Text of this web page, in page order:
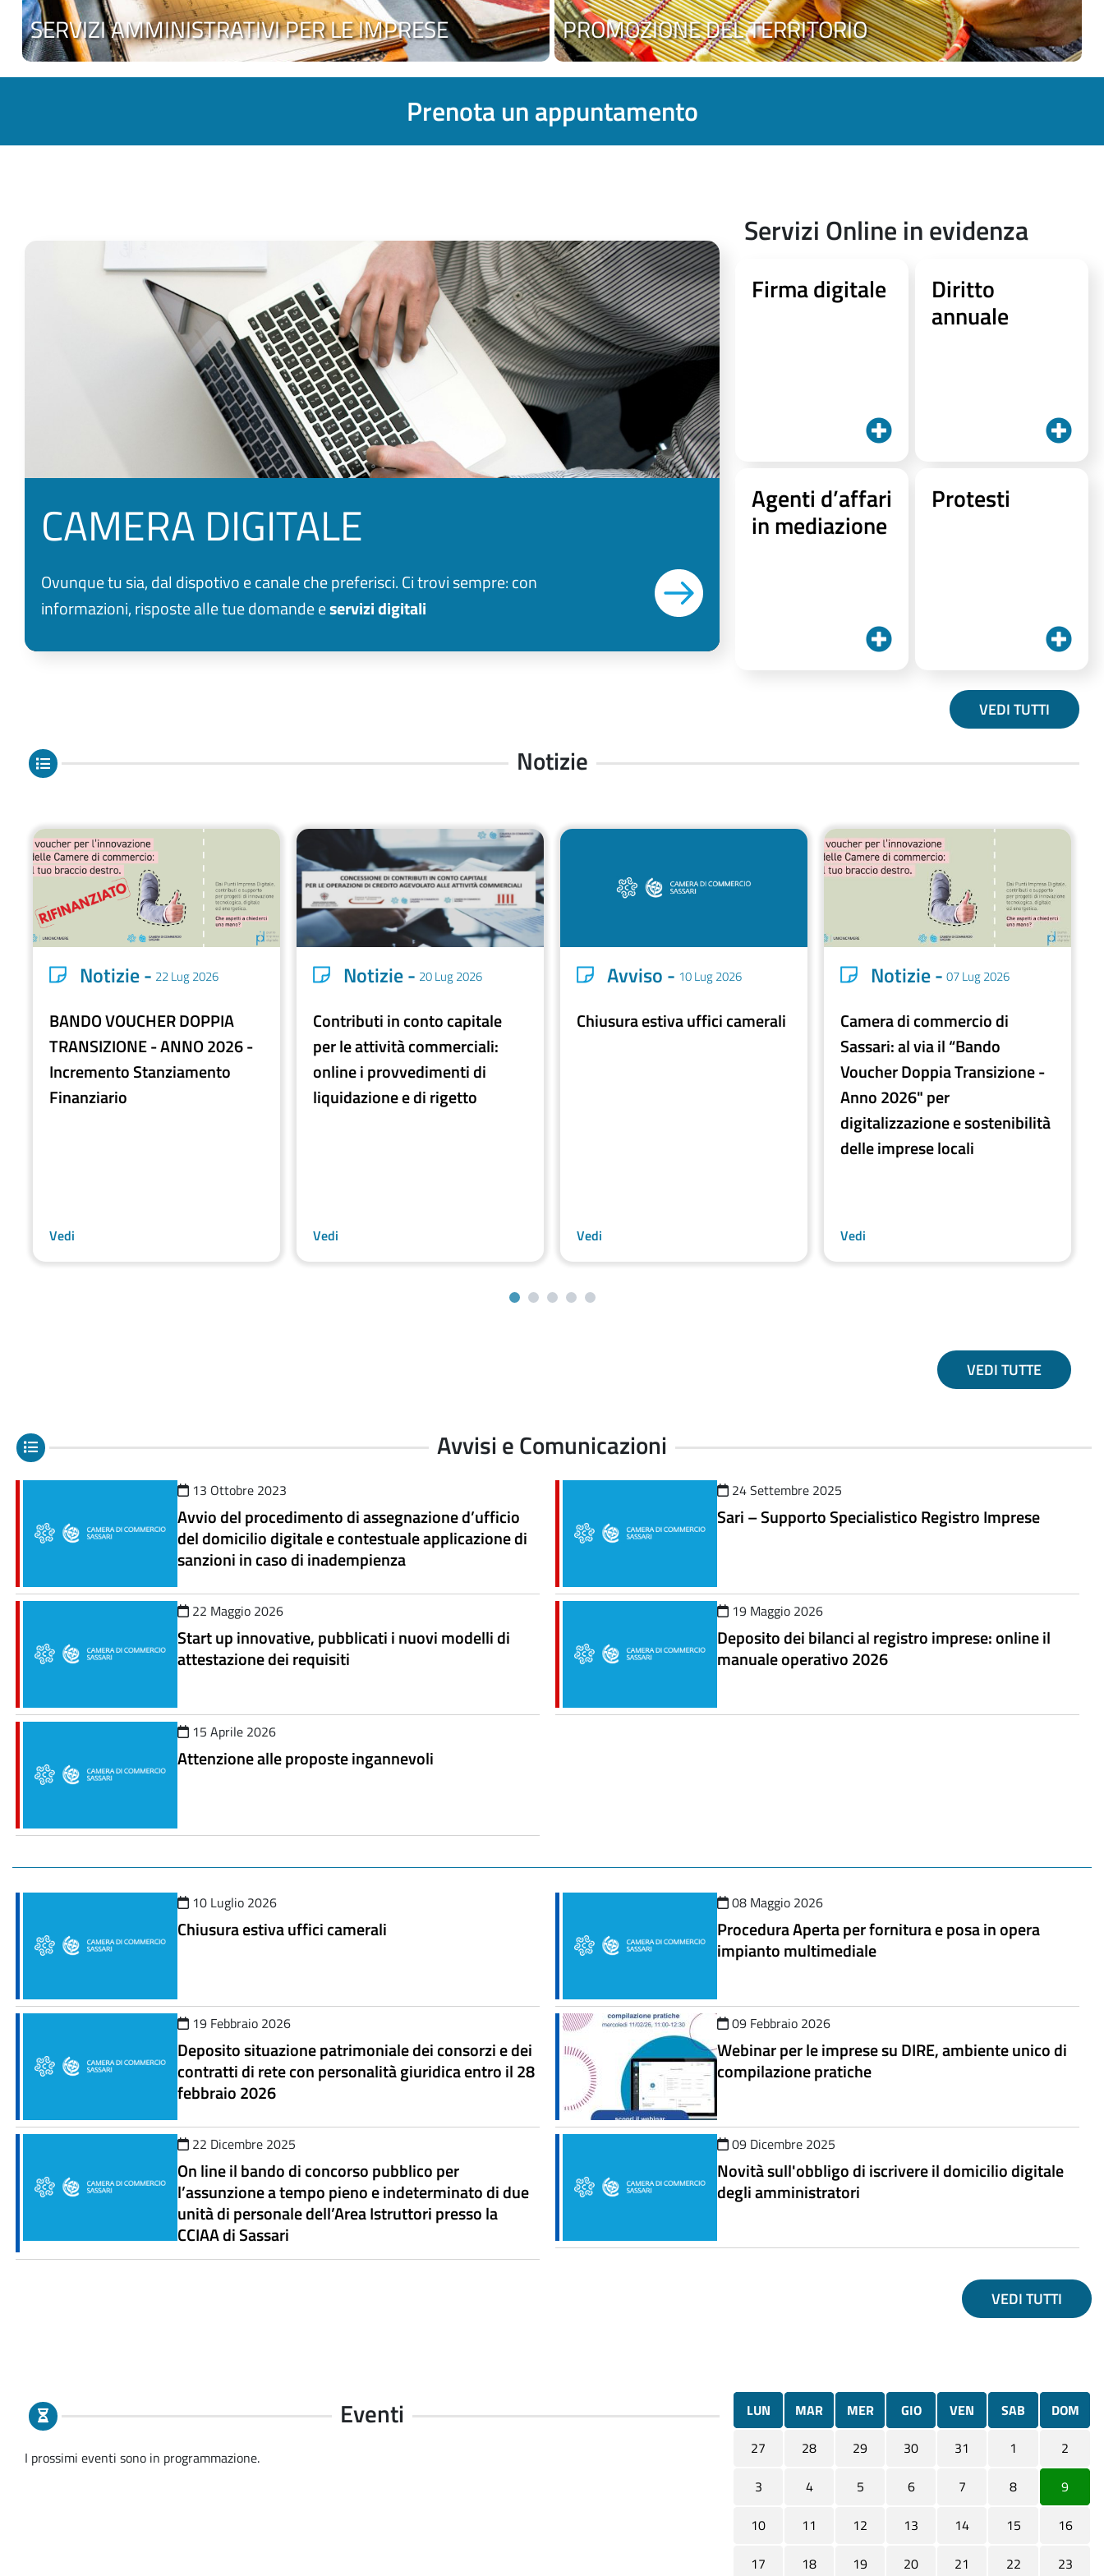
SERVIZI AMMINISTRATIVI PER LE IMPRESE PROMOZIONE DEL TERRITORIO
Prenota un appuntamento
CAMERA DIGITALE
Ovunque tu sia, dal dispotivo e canale che preferisci. Ci trovi sempre: con
informazioni, risposte alle tue domande eservizi digitali
Servizi Online in evidenza
Firma digitale Diritto
annuale
Agenti d’affari
in mediazione
Protesti
VEDI TUTTI
Notizie
Notizie - 22 Lug 2026
BANDO VOUCHER DOPPIA
TRANSIZIONE - ANNO 2026 -
Incremento Stanziamento
Finanziario
Vedi
Notizie - 20 Lug 2026
Contributi in conto capitale
per le attività commerciali:
online i provvedimenti di
liquidazione e di rigetto
Vedi
Avviso - 10 Lug 2026
Chiusura estiva uffici camerali
Vedi
Notizie - 07 Lug 2026
Camera di commercio di
Sassari: al via il “Bando
Voucher Doppia Transizione -
Anno 2026" per
digitalizzazione e sostenibilità
delle imprese locali
Vedi
VEDI TUTTE
Avvisi e Comunicazioni
13 Ottobre 2023
Avvio del procedimento di assegnazione d’ufficio
del domicilio digitale e contestuale applicazione di
sanzioni in caso di inadempienza
24 Settembre 2025
Sari – Supporto Specialistico Registro Imprese
22 Maggio 2026
Start up innovative, pubblicati i nuovi modelli di
attestazione dei requisiti
19 Maggio 2026
Deposito dei bilanci al registro imprese: online il
manuale operativo 2026
15 Aprile 2026
Attenzione alle proposte ingannevoli
10 Luglio 2026
Chiusura estiva uffici camerali
08 Maggio 2026
Procedura Aperta per fornitura e posa in opera
impianto multimediale
19 Febbraio 2026
Deposito situazione patrimoniale dei consorzi e dei
contratti di rete con personalità giuridica entro il 28
febbraio 2026
09 Febbraio 2026
Webinar per le imprese su DIRE, ambiente unico di
compilazione pratiche
22 Dicembre 2025
On line il bando di concorso pubblico per
l’assunzione a tempo pieno e indeterminato di due
unità di personale dell’Area Istruttori presso la
CCIAA di Sassari
09 Dicembre 2025
Novità sull'obbligo di iscrivere il domicilio digitale
degli amministratori
VEDI TUTTI
Eventi
I prossimi eventi sono in programmazione.
LUN MAR MER GIO VEN SAB
DOM
27
28 29 30 31 1
2
3
4 5 6 7 8
9
10
11 12 13 14 15
16
17
18 19 20 21 22 23